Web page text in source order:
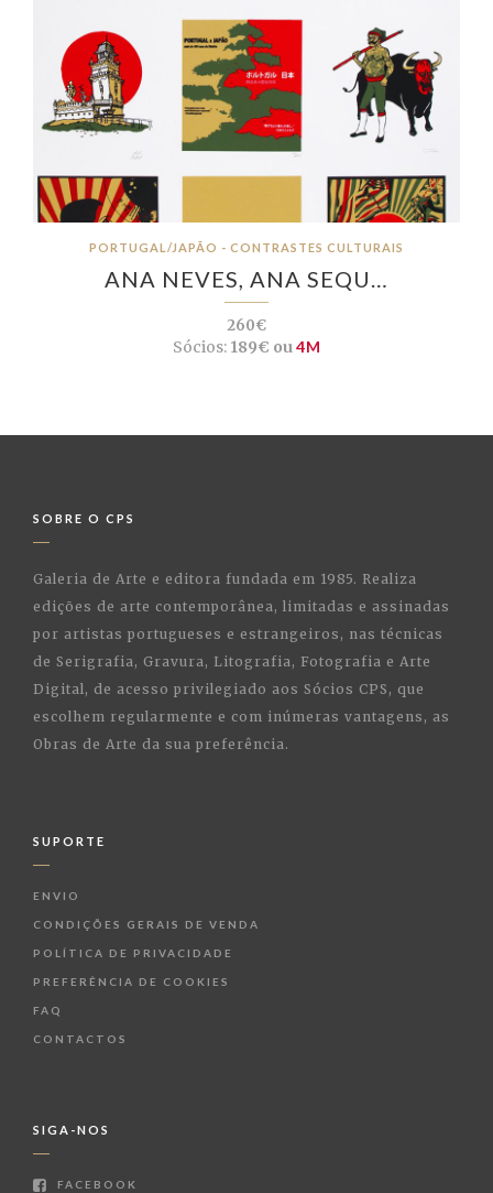
PORTUGAL/JAPÃO - CONTRASTES CULTURAIS
ANA NEVES, ANA SEQU…
260€
Sócios:189€ ou4M
SOBRE O CPS
Galeria de Arte e editora fundada em 1985. Realiza
edições de arte contemporânea, limitadas e assinadas
por artistas portugueses e estrangeiros, nas técnicas
de Serigrafia, Gravura, Litografia, Fotografia e Arte
Digital, de acesso privilegiado aos Sócios CPS, que
escolhem regularmente e com inúmeras vantagens, as
Obras de Arte da sua preferência.
SUPORTE
ENVIO
CONDIÇÕES GERAIS DE VENDA
POLÍTICA DE PRIVACIDADE
PREFERÊNCIA DE COOKIES
FAQ
CONTACTOS
SIGA-NOS
FACEBOOK